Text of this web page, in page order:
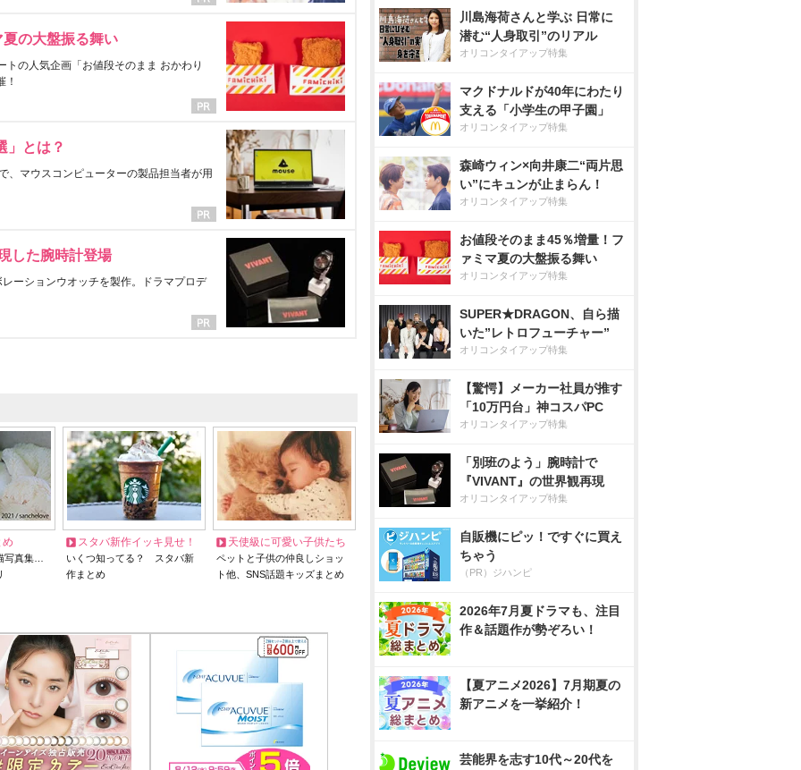
の大盤振る舞い
の人気企画「お値段そのまま おかわり
！
」とは？
、マウスコンピューターの製品担当者が用
した腕時計登場
ーションウオッチを製作。ドラマプロデ
め
写真集…
スタバ新作イッキ見せ！
いくつ知ってる？ スタバ新
作まとめ
天使級に可愛い子供たち
ペットと子供の仲良しショッ
ト他、SNS話題キッズまとめ
川島海荷さんと学ぶ 日常に
潜む“人身取引”のリアル
オリコンタイアップ特集
マクドナルドが40年にわたり
支える「小学生の甲子園」
オリコンタイアップ特集
森崎ウィン×向井康二“両片思
い”にキュンが止まらん！
オリコンタイアップ特集
お値段そのまま45％増量！フ
ァミマ夏の大盤振る舞い
オリコンタイアップ特集
SUPER★DRAGON、自ら描
いた”レトロフューチャー”
オリコンタイアップ特集
【驚愕】メーカー社員が推す
「10万円台」神コスパPC
オリコンタイアップ特集
「別班のよう」腕時計で
『VIVANT』の世界観再現
オリコンタイアップ特集
自販機にピッ！ですぐに買え
ちゃう
（PR）ジハンピ
2026年7月夏ドラマも、注目
作＆話題作が勢ぞろい！
【夏アニメ2026】7月期夏の
新アニメを一挙紹介！
芸能界を志す10代～20代を